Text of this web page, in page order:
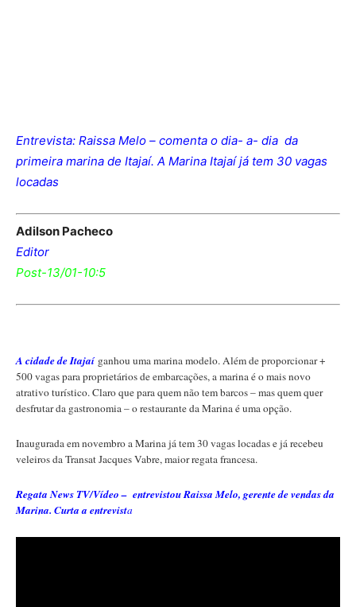
Entrevista: Raissa Melo – comenta o dia- a- dia da
primeira marina de Itajaí. A Marina Itajaí já tem 30 vagas
locadas
Adilson Pacheco
Editor
Post-13/01-10:5
A cidade de Itajaí ganhou uma marina modelo. Além de proporcionar +
500 vagas para proprietários de embarcações, a marina é o mais novo
atrativo turístico. Claro que para quem não tem barcos – mas quem quer
desfrutar da gastronomia – o restaurante da Marina é uma opção.
Inaugurada em novembro a Marina já tem 30 vagas locadas e já recebeu
veleiros da Transat Jacques Vabre, maior regata francesa.
Regata News TV/Vídeo – entrevistou Raissa Melo, gerente de vendas da
Marina. Curta a entrevista